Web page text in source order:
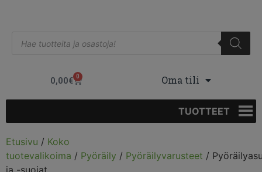
0,00€ 0 Oma tili
TUOTTEET
Etusivu / Koko
tuotevalikoima / Pyöräily / Pyöräilyvarusteet /
ja -suojat